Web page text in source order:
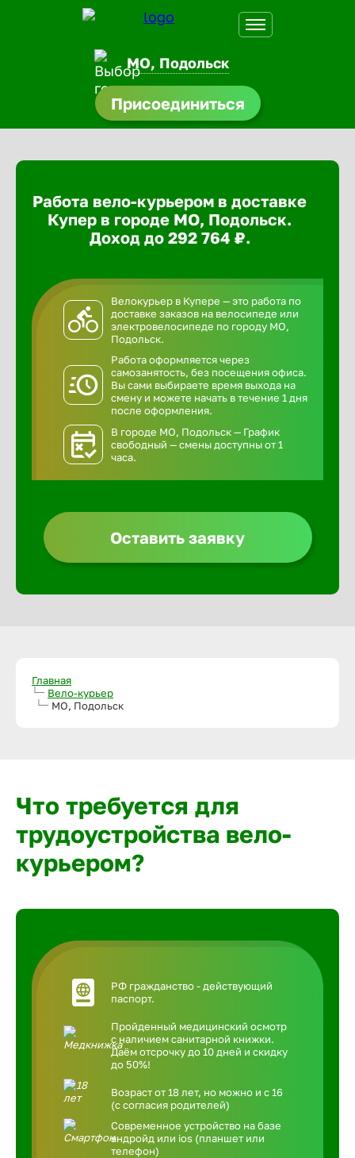
МО, Подольск
Присоединиться
Работа вело-курьером в доставке
Купер в городе МО, Подольск.
Доход до 292 764 ₽.
Велокурьер в Купере — это работа по
доставке заказов на велосипеде или
электровелосипеде по городу МО,
Подольск.
Работа оформляется через
самозанятость, без посещения офиса.
Вы сами выбираете время выхода на
смену и можете начать в течение 1 дня
после оформления.
В городе МО, Подольск — График
свободный — смены доступны от 1
часа.
Оставить заявку
Главная
Вело-курьер
МО, Подольск
Что требуется для
трудоустройства вело-
курьером?
РФ гражданство - действующий
паспорт.
Пройденный медицинский осмотр
с наличием санитарной книжки.
Даём отсрочку до 10 дней и скидку
до 50%!
Возраст от 18 лет, но можно и с 16
(с согласия родителей)
Современное устройство на базе
андройд или ios (планшет или
телефон)